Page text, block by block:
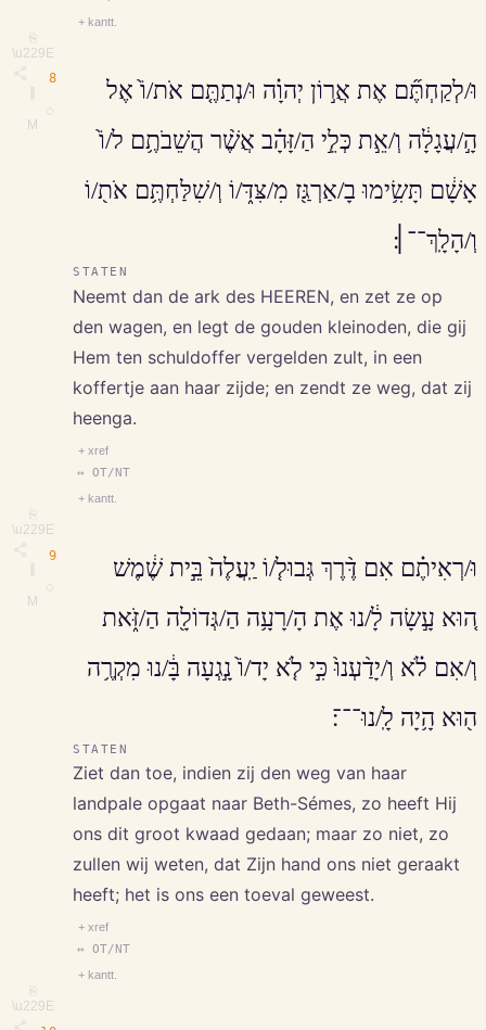
⎘
\u229E
M
+ kantt.
8
⎘
\u229E
M
וּ/לְקַחְתֶּ֞ם אֶת אֲר֣וֹן יְהוָ֗ה וּ/נְתַתֶּ֤ם אֹת/וֹ֙ אֶל
הָ֣/עֲגָלָ֔ה וְ/אֵ֣ת כְּלֵ֣י הַ/זָּהָ֗ב אֲשֶׁ֨ר הֲשֵׁבֹתֶ֥ם ל/וֹ֙
אָשָׁ֔ם תָּשִׂ֥ימוּ בָ/אַרְגַּ֖ז מִ/צִּדּ֑/וֹ וְ/שִׁלַּחְתֶּ֥ם אֹת֖/וֹ
וְ/הָלָֽךְ־־׀׃
STATEN
Neemt dan de ark des HEEREN, en zet ze op
den wagen, en legt de gouden kleinoden, die gij
Hem ten schuldoffer vergelden zult, in een
koffertje aan haar zijde; en zendt ze weg, dat zij
heenga.
+ xref
↔ OT/NT
+ kantt.
9
⎘
\u229E
וּ/רְאִיתֶ֗ם אִם דֶּ֨רֶךְ גְּבוּל֤/וֹ יַֽעֲלֶה֙ בֵּ֣ית שֶׁ֔מֶשׁ
ה֚וּא עָ֣שָׂה לָ֔/נוּ אֶת הָ/רָעָ֥ה הַ/גְּדוֹלָ֖ה הַ/זֹּ֑את
וְ/אִם לֹ֗א וְ/יָדַ֨עְנוּ֙ כִּ֣י לֹ֤א יָד/וֹ֙ נָ֣גְעָה בָּ֔/נוּ מִקְרֶ֥ה
ה֖וּא הָ֥יָה לָֽ/נוּ־־־׃
STATEN
Ziet dan toe, indien zij den weg van haar
landpale opgaat naar Beth-Sémes, zo heeft Hij
ons dit groot kwaad gedaan; maar zo niet, zo
zullen wij weten, dat Zijn hand ons niet geraakt
heeft; het is ons een toeval geweest.
+ xref
↔ OT/NT
+ kantt.